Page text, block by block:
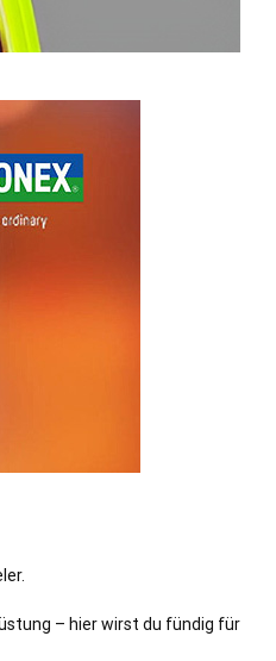
– hier wirst du fündig für